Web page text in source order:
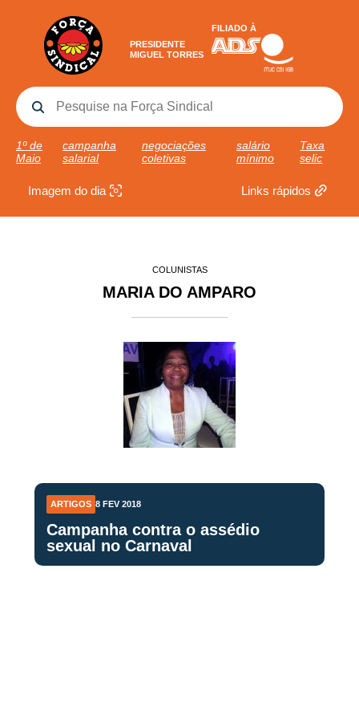
PRESIDENTE
MIGUEL TORRES
FILIADO À
1º de
Maio
campanha
salarial
negociações
coletivas
salário
mínimo
Taxa
selic
Imagem do dia Links rápidos
COLUNISTAS
MARIA DO AMPARO
ARTIGOS 8 FEV 2018
Campanha contra o assédio
sexual no Carnaval